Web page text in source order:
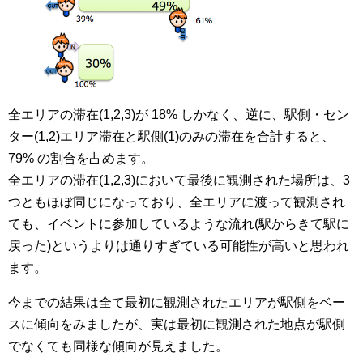
全エリアの滞在(1,2,3)が 18% しかなく、逆に、駅側・セン
ター(1,2)エリア滞在と駅側(1)のみの滞在を合計すると、
79% の割合を占めます。
全エリアの滞在(1,2,3)において最後に観測された場所は、3
つともほぼ同じになっており、全エリアに渡って観測され
ても、イベントに参加しているような流れ(駅からきて駅に
戻った)というよりは通りすぎている可能性が高いと思われ
ます。
今までの結果は全て最初に観測されたエリアが駅側をベー
スに傾向をみましたが、実は最初に観測された地点が駅側
でなくても同様な傾向が見えました。